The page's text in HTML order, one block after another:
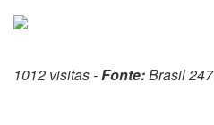
1012 visitas -Fonte:Brasil 247